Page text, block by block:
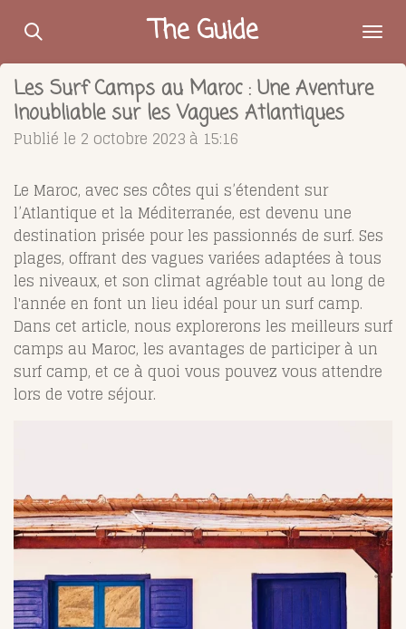
Passer
contenu
principal
The Guide
Les Surf Camps au Maroc : Une Aventure
Inoubliable sur les Vagues Atlantiques
Publié le 2 octobre 2023 à 15:16
Le Maroc, avec ses côtes qui s’étendent sur
l’Atlantique et la Méditerranée, est devenu une
destination prisée pour les passionnés de surf. Ses
plages, offrant des vagues variées adaptées à tous
les niveaux, et son climat agréable tout au long de
l'année en font un lieu idéal pour un surf camp.
Dans cet article, nous explorerons les meilleurs surf
camps au Maroc, les avantages de participer à un
surf camp, et ce à quoi vous pouvez vous attendre
lors de votre séjour.